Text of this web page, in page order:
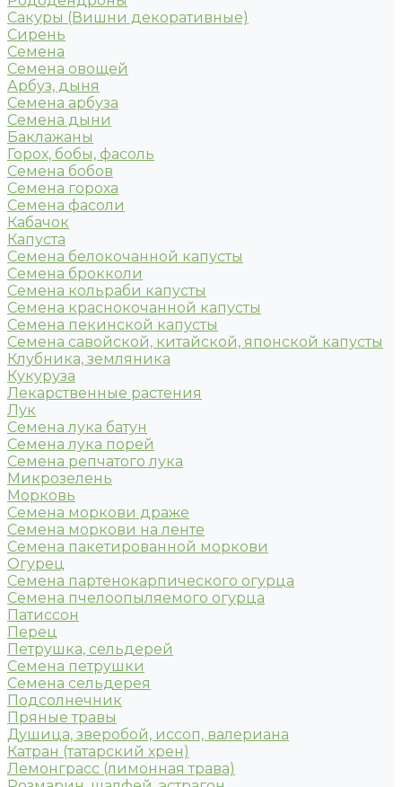
Сакуры (Вишни декоративные)
Сирень
Семена
Семена овощей
Арбуз, дыня
Семена арбуза
Семена дыни
Баклажаны
Горох, бобы, фасоль
Семена бобов
Семена гороха
Семена фасоли
Кабачок
Капуста
Семена белокочанной капусты
Семена брокколи
Семена кольраби капусты
Семена краснокочанной капусты
Семена пекинской капусты
Семена савойской, китайской, японской капусты
Клубника, земляника
Кукуруза
Лекарственные растения
Лук
Семена лука батун
Семена лука порей
Семена репчатого лука
Микрозелень
Морковь
Семена моркови драже
Семена моркови на ленте
Семена пакетированной моркови
Огурец
Семена партенокарпического огурца
Семена пчелоопыляемого огурца
Патиссон
Перец
Петрушка, сельдерей
Семена петрушки
Семена сельдерея
Подсолнечник
Пряные травы
Душица, зверобой, иссоп, валериана
Катран (татарский хрен)
Лемонграсс (лимонная трава)